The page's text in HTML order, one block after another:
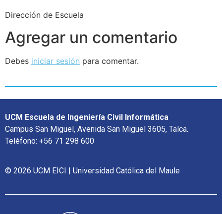
Dirección de Escuela
Agregar un comentario
Debes iniciar sesión para comentar.
UCM Escuela de Ingeniería Civil Informática
Campus San Miguel, Avenida San Miguel 3605, Talca.
Teléfono: +56 71 298 600
© 2026 UCM EICI | Universidad Católica del Maule